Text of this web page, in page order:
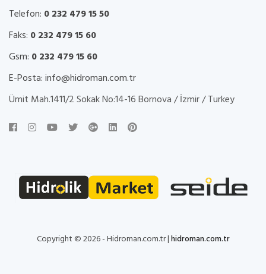
Telefon: 0 232 479 15 50
Faks: 0 232 479 15 60
Gsm: 0 232 479 15 60
E-Posta:info@hidroman.com.tr
Ümit Mah.1411/2 Sokak No:14-16 Bornova / İzmir / Turkey
Copyright © 2026 - Hidroman.com.tr |hidroman.com.tr